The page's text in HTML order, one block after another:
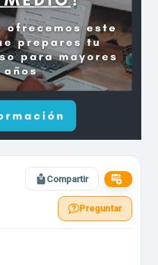
Compartir
Preguntar